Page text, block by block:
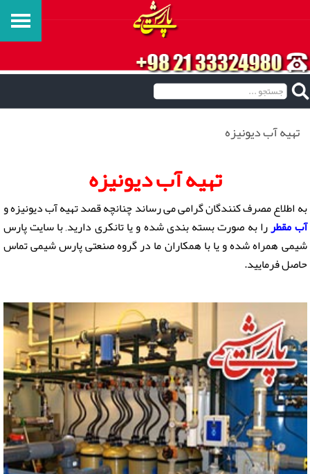
تهیه آب دیونیزه
تهیه آب دیونیزه
به اطلاع مصرف کنندگان گرامی می رساند چنانچه قصد تهیه آب دیونیزه و
آب مقطررا به صورت بسته بندی شده و یا تانکری دارید, با سایت پارس
شیمی همراه شده و یا با همکاران ما در گروه صنعتی پارس شیمی تماس
حاصل فرمایید.